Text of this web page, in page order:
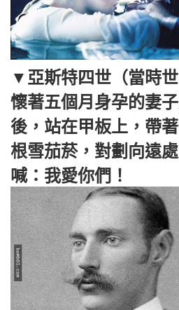
▼亞斯特四世（當時
懷著五個月身孕的妻
後，站在甲板上，帶
根雪茄菸，對劃向遠
喊：我愛你們！